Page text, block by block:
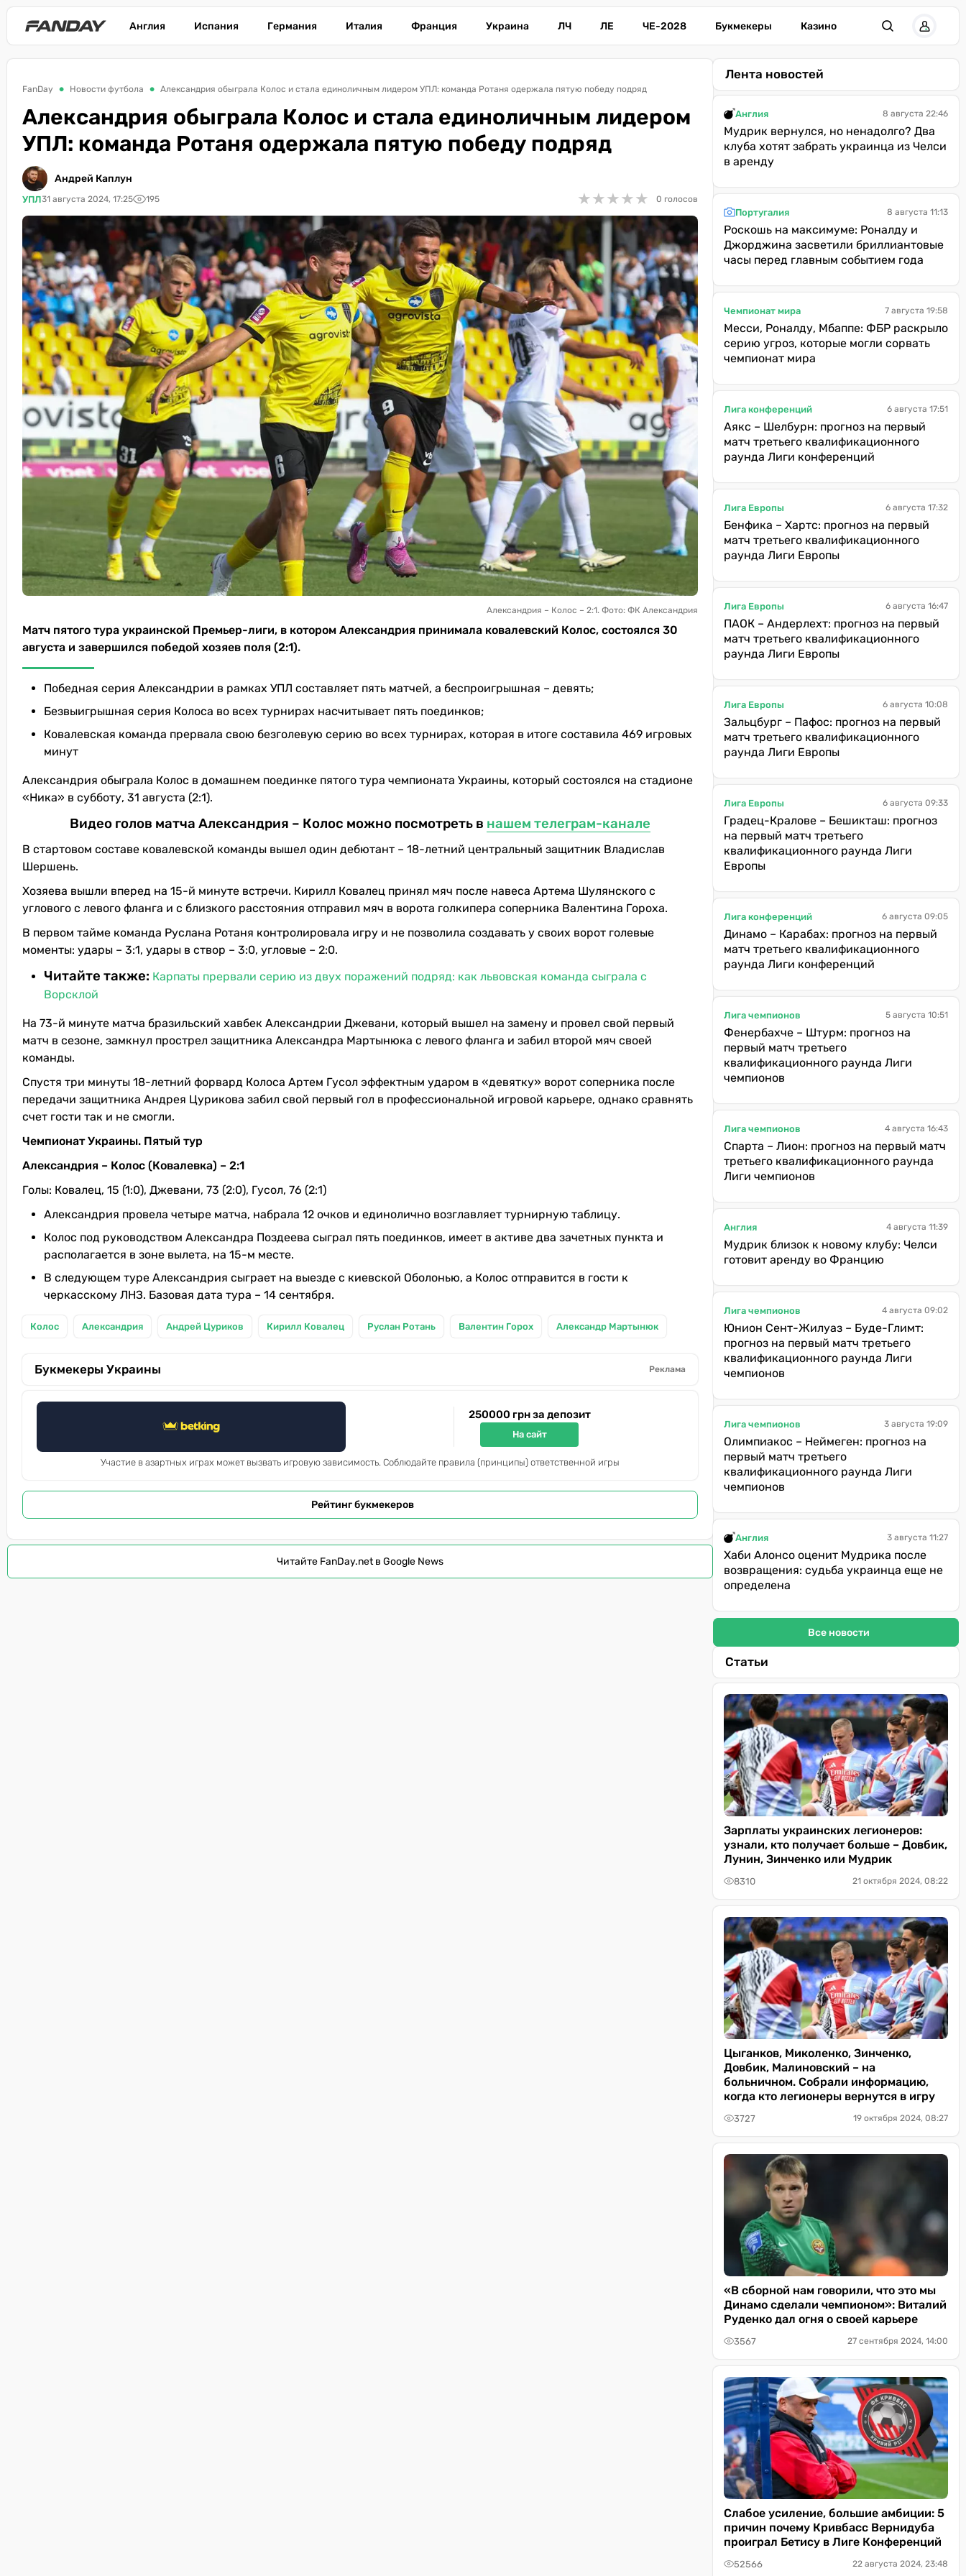
Англия Испания Германия Италия Франция Украина ЛЧ ЛЕ ЧЕ-2028 Букмекеры Казино
FanDay Новости футбола Александрия обыграла Колос и стала единоличным лидером УПЛ: команда Ротаня одержала пятую победу подряд
Александрия обыграла Колос и стала единоличным лидером
УПЛ: команда Ротаня одержала пятую победу подряд
Андрей Каплун
УПЛ31 августа 2024, 17:25 195 ★★★★★
★★★★★ 0 голосов
Александрия – Колос – 2:1. Фото: ФК Александрия
Матч пятого тура украинской Премьер-лиги, в котором Александрия принимала ковалевский Колос, состоялся 30
августа и завершился победой хозяев поля (2:1).
Победная серия Александрии в рамках УПЛ составляет пять матчей, а беспроигрышная – девять;
Безвыигрышная серия Колоса во всех турнирах насчитывает пять поединков;
Ковалевская команда прервала свою безголевую серию во всех турнирах, которая в итоге составила 469 игровых
минут
Александрия обыграла Колос в домашнем поединке пятого тура чемпионата Украины, который состоялся на стадионе
«Ника» в субботу, 31 августа (2:1).
Видео голов матча Александрия – Колос можно посмотреть в нашем телеграм-канале
В стартовом составе ковалевской команды вышел один дебютант – 18-летний центральный защитник Владислав
Шершень.
Хозяева вышли вперед на 15-й минуте встречи. Кирилл Ковалец принял мяч после навеса Артема Шулянского с
углового с левого фланга и с близкого расстояния отправил мяч в ворота голкипера соперника Валентина Гороха.
В первом тайме команда Руслана Ротаня контролировала игру и не позволила создавать у своих ворот голевые
моменты: удары – 3:1, удары в створ – 3:0, угловые – 2:0.
Читайте также: Карпаты прервали серию из двух поражений подряд: как львовская команда сыграла с
Ворсклой
На 73-й минуте матча бразильский хавбек Александрии Джевани, который вышел на замену и провел свой первый
матч в сезоне, замкнул прострел защитника Александра Мартынюка с левого фланга и забил второй мяч своей
команды.
Спустя три минуты 18-летний форвард Колоса Артем Гусол эффектным ударом в «девятку» ворот соперника после
передачи защитника Андрея Цурикова забил свой первый гол в профессиональной игровой карьере, однако сравнять
счет гости так и не смогли.
Чемпионат Украины. Пятый тур
Александрия – Колос (Ковалевка) – 2:1
Голы: Ковалец, 15 (1:0), Джевани, 73 (2:0), Гусол, 76 (2:1)
Александрия провела четыре матча, набрала 12 очков и единолично возглавляет турнирную таблицу.
Колос под руководством Александра Поздеева сыграл пять поединков, имеет в активе два зачетных пункта и
располагается в зоне вылета, на 15-м месте.
В следующем туре Александрия сыграет на выезде с киевской Оболонью, а Колос отправится в гости к
черкасскому ЛНЗ. Базовая дата тура – 14 сентября.
Колос Александрия Андрей Цуриков Кирилл Ковалец Руслан Ротань Валентин Горох Александр Мартынюк
Букмекеры Украины Реклама
250000 грн за депозит
На сайт
Участие в азартных играх может вызвать игровую зависимость. Соблюдайте правила (принципы) ответственной игры
Рейтинг букмекеров
Читайте FanDay.net в Google News
Лента новостей
Англия 8 августа 22:46
Мудрик вернулся, но ненадолго? Два
клуба хотят забрать украинца из Челси
в аренду
Португалия 8 августа 11:13
Роскошь на максимуме: Роналду и
Джорджина засветили бриллиантовые
часы перед главным событием года
Чемпионат мира 7 августа 19:58
Месси, Роналду, Мбаппе: ФБР раскрыло
серию угроз, которые могли сорвать
чемпионат мира
Лига конференций 6 августа 17:51
Аякс – Шелбурн: прогноз на первый
матч третьего квалификационного
раунда Лиги конференций
Лига Европы 6 августа 17:32
Бенфика – Хартс: прогноз на первый
матч третьего квалификационного
раунда Лиги Европы
Лига Европы 6 августа 16:47
ПАОК – Андерлехт: прогноз на первый
матч третьего квалификационного
раунда Лиги Европы
Лига Европы 6 августа 10:08
Зальцбург – Пафос: прогноз на первый
матч третьего квалификационного
раунда Лиги Европы
Лига Европы 6 августа 09:33
Градец-Кралове – Бешикташ: прогноз
на первый матч третьего
квалификационного раунда Лиги
Европы
Лига конференций 6 августа 09:05
Динамо – Карабах: прогноз на первый
матч третьего квалификационного
раунда Лиги конференций
Лига чемпионов 5 августа 10:51
Фенербахче – Штурм: прогноз на
первый матч третьего
квалификационного раунда Лиги
чемпионов
Лига чемпионов 4 августа 16:43
Спарта – Лион: прогноз на первый матч
третьего квалификационного раунда
Лиги чемпионов
Англия 4 августа 11:39
Мудрик близок к новому клубу: Челси
готовит аренду во Францию
Лига чемпионов 4 августа 09:02
Юнион Сент-Жилуаз – Буде-Глимт:
прогноз на первый матч третьего
квалификационного раунда Лиги
чемпионов
Лига чемпионов 3 августа 19:09
Олимпиакос – Неймеген: прогноз на
первый матч третьего
квалификационного раунда Лиги
чемпионов
Англия 3 августа 11:27
Хаби Алонсо оценит Мудрика после
возвращения: судьба украинца еще не
определена
Все новости
Статьи
Зарплаты украинских легионеров:
узнали, кто получает больше – Довбик,
Лунин, Зинченко или Мудрик
8310 21 октября 2024, 08:22
Цыганков, Миколенко, Зинченко,
Довбик, Малиновский – на
больничном. Собрали информацию,
когда кто легионеры вернутся в игру
3727 19 октября 2024, 08:27
«В сборной нам говорили, что это мы
Динамо сделали чемпионом»: Виталий
Руденко дал огня о своей карьере
3567 27 сентября 2024, 14:00
Слабое усиление, большие амбиции: 5
причин почему Кривбасс Вернидуба
проиграл Бетису в Лиге Конференций
52566 22 августа 2024, 23:48